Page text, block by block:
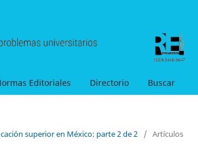
Editoriales Directorio Buscar
superior en México: parte 2 de 2
/ Artículos